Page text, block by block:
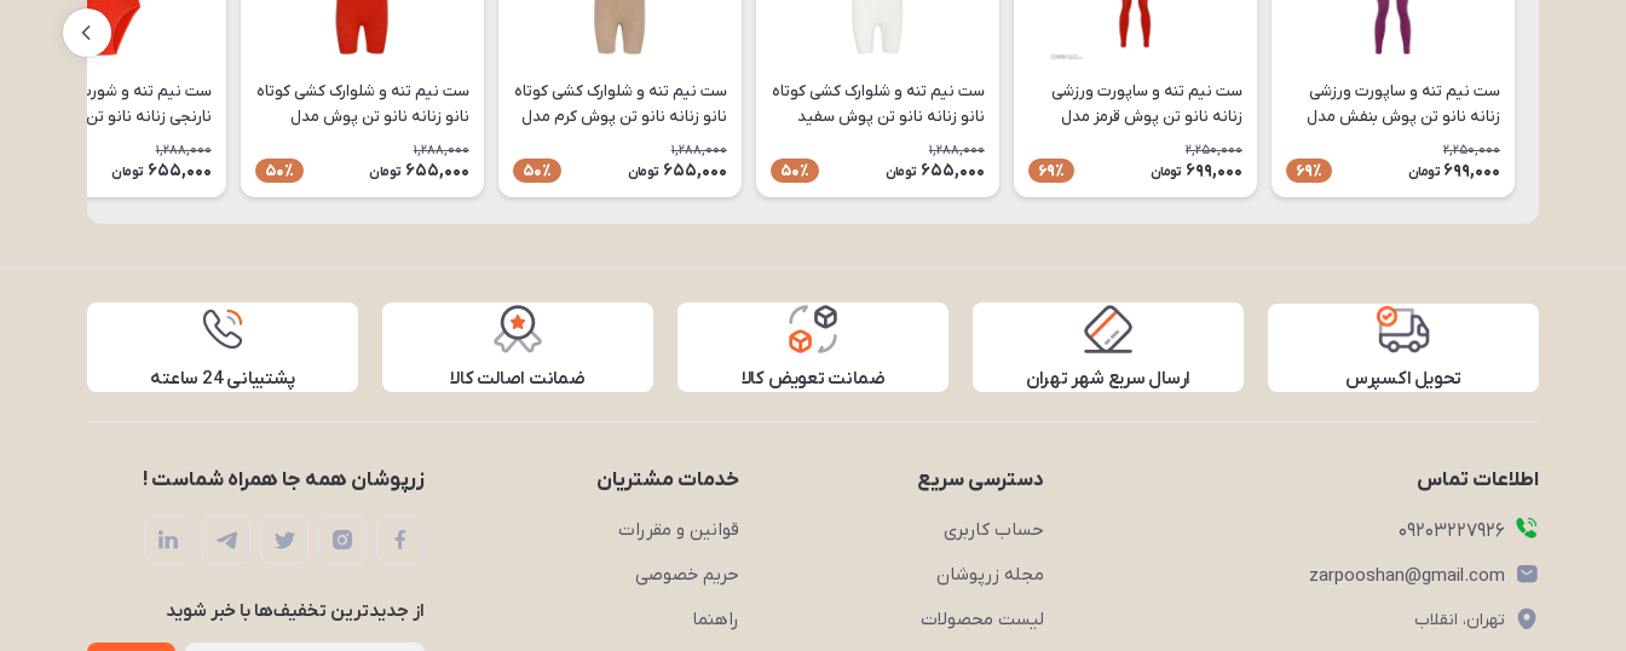
ست نیم تنه و ساپورت ورزشی
زنانه نانو تن پوش بنفش مدل
SET03 فری سایز
2,250,000
699,000 تومان 69٪
ست نیم تنه و ساپورت ورزشی
زنانه نانو تن پوش قرمز مدل
SET02 فری سایز
2,250,000
699,000 تومان 69٪
ست نیم تنه و شلوارک کشی کوتاه
نانو زنانه نانو تن پوش سفید
مدل NaNo-3 فری سایز
1,288,000
655,000 تومان 50٪
ست نیم تنه و شلوارک کشی کوتاه
نانو زنانه نانو تن پوش کرم مدل
NaNo-2 فری سایز
1,288,000
655,000 تومان 50٪
ست نیم تنه و شلوارک کشی کوتاه
نانو زنانه نانو تن پوش مدل
NaNo-1 فری سایز
1,288,000
655,000 تومان 50٪
ست نیم تنه و شورت اسلیپ گنی
نارنجی زنانه نانو تن پوش مدل
1,288,000
655,000 تومان
تحویل اکسپرس ارسال سریع شهر تهران ضمانت تعویض کالا ضمانت اصالت کالا پشتیبانی 24 ساعته
اطلاعات تماس
09203227926
zarpooshan@gmail.com
تهران، انقلاب
دسترسی سریع
حساب کاربری
مجله زرپوشان
لیست محصولات
خدمات مشتریان
قوانین و مقررات
حریم خصوصی
راهنما
زرپوشان همه جا همراه شماست !
از جدید‌ترین تخفیف‌ها با‌ خبر شوید